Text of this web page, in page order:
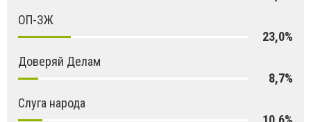
ОП-ЗЖ
23,0%
Доверяй Делам
8,7%
Слуга народа